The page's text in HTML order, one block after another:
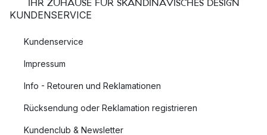
IHR ZUHAUSE FÜR SKANDINAVISCHES DESIGN
KUNDENSERVICE
Kundenservice
Impressum
Info - Retouren und Reklamationen
Rücksendung oder Reklamation registrieren
Kundenclub & Newsletter